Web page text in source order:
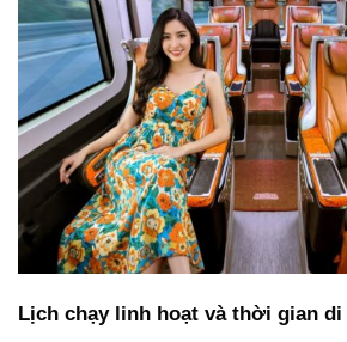
Lịch chạy linh hoạt và thời gian di